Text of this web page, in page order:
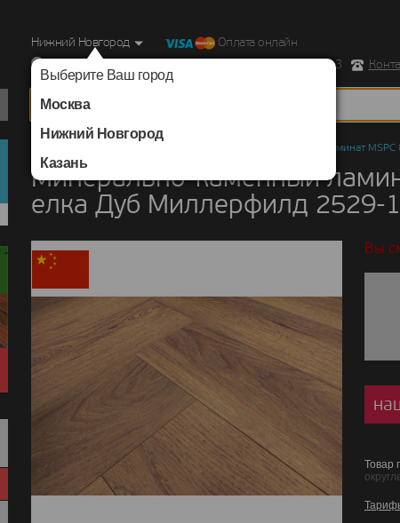
Нижний Новгород
Выберите Ваш город
Москва
Нижний Новгород
Казань
Оплата онлайн
г. Нижний Новгород, Ул. Республиканская д.43 корпус 3
Ламинат
Минерально-каменный
елка Дуб Миллерфилд 2529-
Вы
Товар